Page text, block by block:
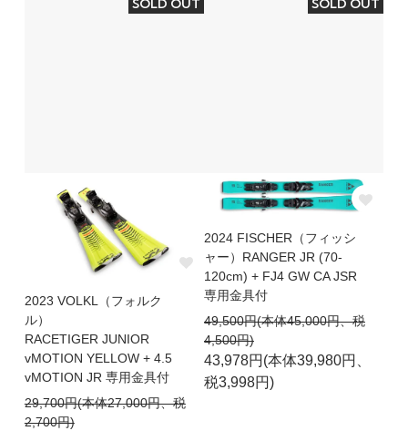
SOLD OUT
2023 VOLKL（フォルク
ル）
RACETIGER JUNIOR
vMOTION YELLOW + 4.5
vMOTION JR 専用金具付
29,700円(本体27,000円、税
2,700円)
SOLD OUT
2024 FISCHER（フィッシ
ャー）RANGER JR (70-
120cm) + FJ4 GW CA JSR
専用金具付
49,500円(本体45,000円、税
4,500円)
43,978円(本体39,980円、
税3,998円)